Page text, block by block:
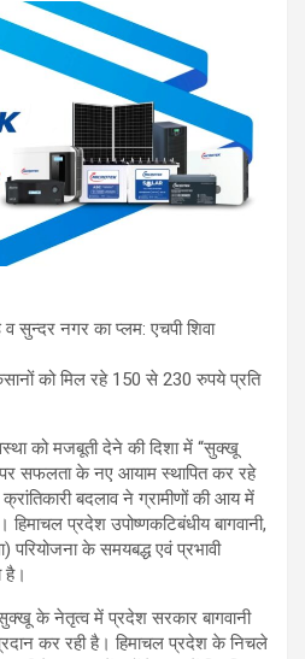
व सुन्दर नगर का प्लम: एचपी शिवा
को मिल रहे 150 से 230 रुपये प्रति
को मजबूती देने की दिशा में “सुक्खू
सफलता के नए आयाम स्थापित कर रहे
बदलाव ने ग्रामीणों की आय में
प्रदेश उपोष्णकटिबंधीय बागवानी,
परियोजना के समयबद्ध एवं प्रभावी
है।
के नेतृत्व में प्रदेश सरकार बागवानी
कर रही है। हिमाचल प्रदेश के निचले